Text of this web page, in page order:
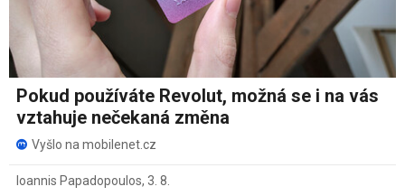
Pokud používáte Revolut, možná se i na vás
vztahuje nečekaná změna
Vyšlo na mobilenet.cz
Ioannis Papadopoulos, 3. 8.